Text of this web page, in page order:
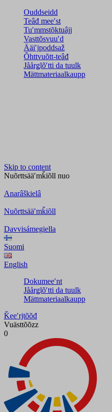
Ouddseidd
Teâđ meeʹst
Tuʹmmstõktuâjj
Vasttõsvuuʹd
Ääiʹjpoddsaž
Õhttvuõtt-teâđ
Jåårǥlõʹtti da tuulk
Mättmateriaalkaupp
Skip to content
Nuõrttsääʹmǩiõll nuo
Anarâškielâ
Nuõrttsääʹmǩiõll
Davvisámegiella
Suomi
English
Dokumeeʹnt
Jåårǥlõʹtti da tuulk
Mättmateriaalkaupp
Ǩeeʹrjtõõđ
Vuästtõõzz
0